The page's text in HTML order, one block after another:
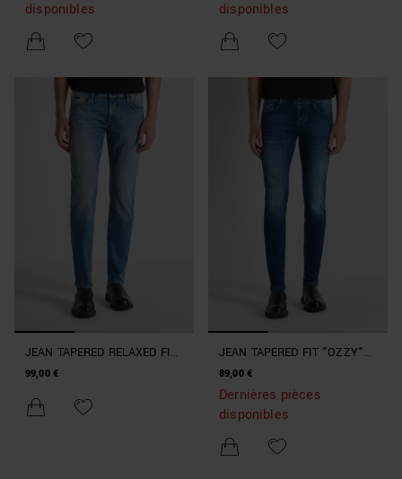
disponibles
disponibles
JEAN TAPERED RELAXED FIT
"OZZY" AVEC LAVAGE
99,00 €
JEAN TAPERED FIT "OZZY"
AVEC LAVAGE DÉGRADÉ ET
COULEUR INTENSE
89,00 €
Dernières pièces
disponibles